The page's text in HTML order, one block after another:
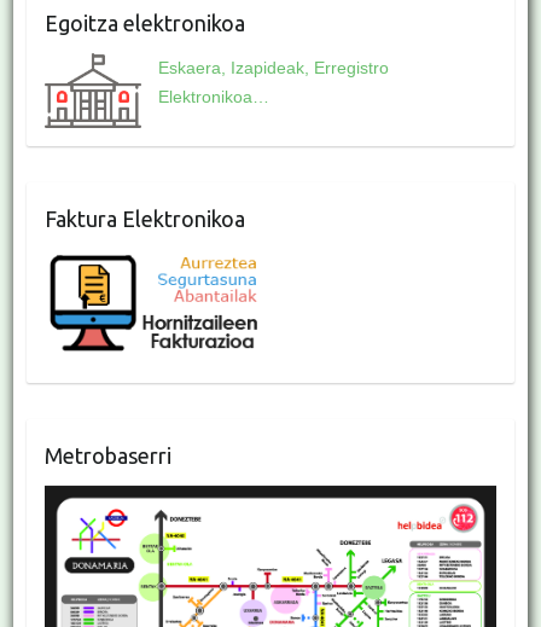
Egoitza elektronikoa
Eskaera, Izapideak, Erregistro
Elektronikoa…
Faktura Elektronikoa
Metrobaserri